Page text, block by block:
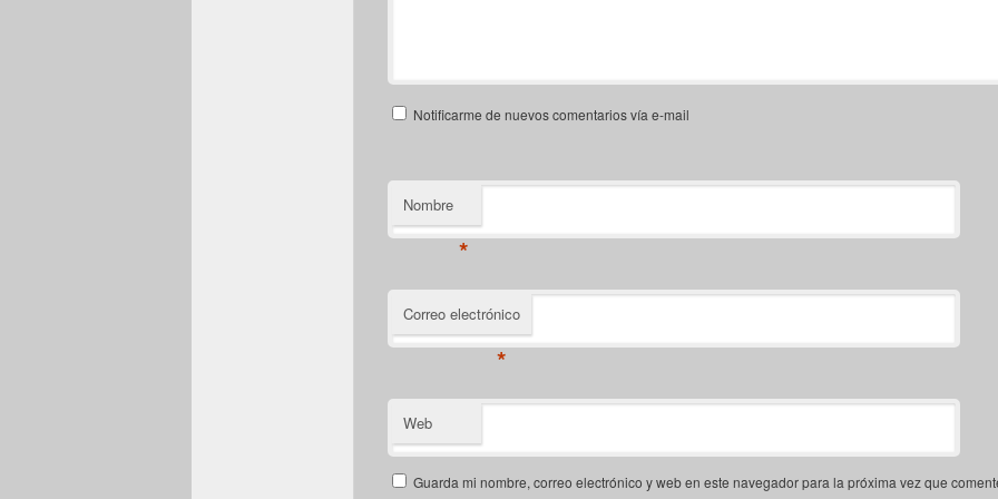
Notificarme de nuevos comentarios vía e-mail
Nombre
*
Correo electrónico
*
Web
Guarda mi nombre, correo electrónico y web en este navegador para la próxima vez que